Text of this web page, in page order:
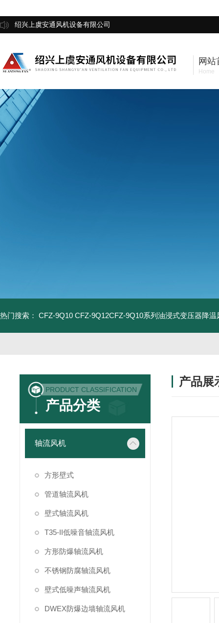
绍兴上虞安通风机设备有限公司
网站
Home
热门搜索： CFZ-9Q10 CFZ-9Q12CFZ-9Q10系列油浸式变压器降温
PRODUCT CLASSIFICATION
产品分类
轴流风机
方形壁式
管道轴流风机
壁式轴流风机
T35-II低噪音轴流风机
方形防爆轴流风机
不锈钢防腐轴流风机
壁式低噪声轴流风机
DWEX防爆边墙轴流风机
产品展